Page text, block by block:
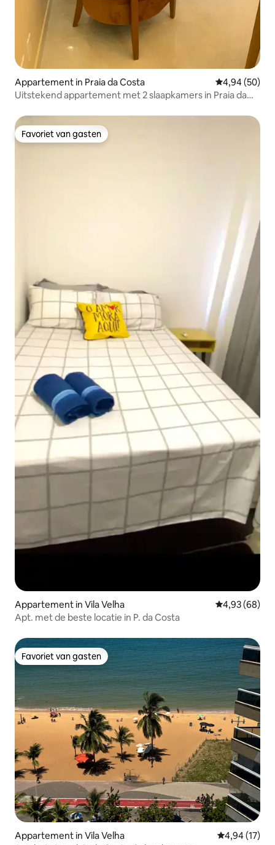
Appartement in Praia da Costa Gemiddelde
4,94 (50)
Uitstekend appartement met 2 slaapkamers in Praia da
Favoriet van gasten
Favoriet van gasten
Appartement in Vila Velha Gemiddelde
4,93 (68)
Apt. met de beste locatie in P. da Costa
Favoriet van gasten
Favoriet van gasten
Appartement in Vila Velha Gemiddelde
4,94 (17)